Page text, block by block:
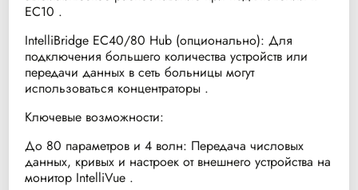
EC10 .
IntelliBridge EC40/80 Hub (опционально): Для
подключения большего количества устройств или
передачи данных в сеть больницы могут
использоваться концентраторы .
Ключевые возможности:
До 80 параметров и 4 волн: Передача числовых
данных, кривых и настроек от внешнего устройства на
монитор IntelliVue .